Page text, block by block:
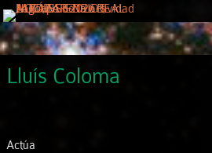
Lluís Coloma
Actúa